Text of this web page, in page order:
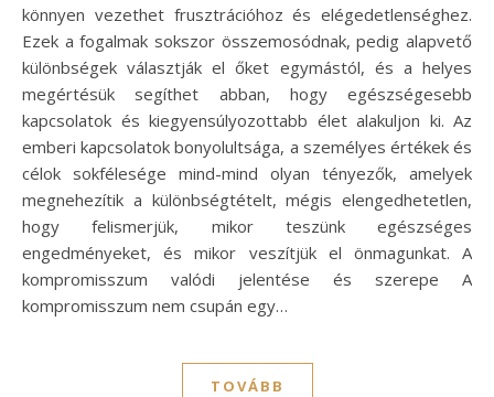
könnyen vezethet frusztrációhoz és elégedetlenséghez.
Ezek a fogalmak sokszor összemosódnak, pedig alapvető
különbségek választják el őket egymástól, és a helyes
megértésük segíthet abban, hogy egészségesebb
kapcsolatok és kiegyensúlyozottabb élet alakuljon ki. Az
emberi kapcsolatok bonyolultsága, a személyes értékek és
célok sokfélesége mind-mind olyan tényezők, amelyek
megnehezítik a különbségtételt, mégis elengedhetetlen,
hogy felismerjük, mikor teszünk egészséges
engedményeket, és mikor veszítjük el önmagunkat. A
kompromisszum valódi jelentése és szerepe A
kompromisszum nem csupán egy…
TOVÁBB